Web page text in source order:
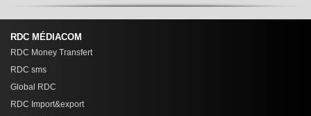
RDC MÉDIACOM
RDC Money Transfert
RDC sms
Global RDC
RDC Import&export